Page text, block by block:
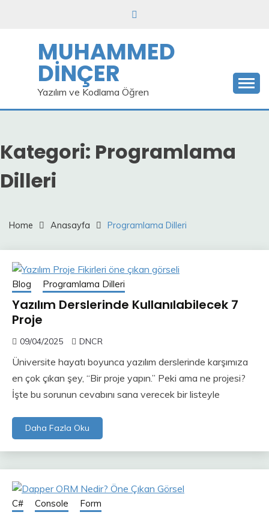
MUHAMMED
DİNÇER
Yazılım ve Kodlama Öğren
Kategori: Programlama
Dilleri
Home Anasayfa Programlama Dilleri
Blog Programlama Dilleri
Yazılım Derslerinde Kullanılabilecek 7
Proje
09/04/2025 DNCR
Üniversite hayatı boyunca yazılım derslerinde karşımıza
en çok çıkan şey, “Bir proje yapın.” Peki ama ne projesi?
İşte bu sorunun cevabını sana verecek bir listeyle
Daha Fazla Oku
C# Console Form